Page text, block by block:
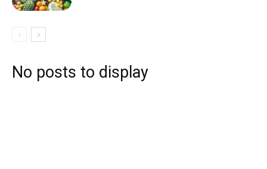
No posts to display